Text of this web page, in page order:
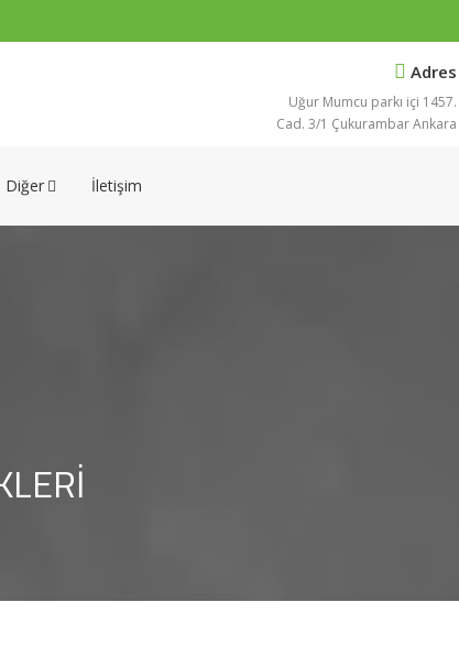
Adres
Uğur Mumcu parkı içi 1457.
Cad. 3/1 Çukurambar Ankara
Diğer İletişim